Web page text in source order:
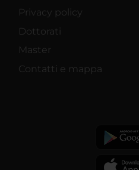
Privacy policy
Dottorati
Master
Contatti e mappa